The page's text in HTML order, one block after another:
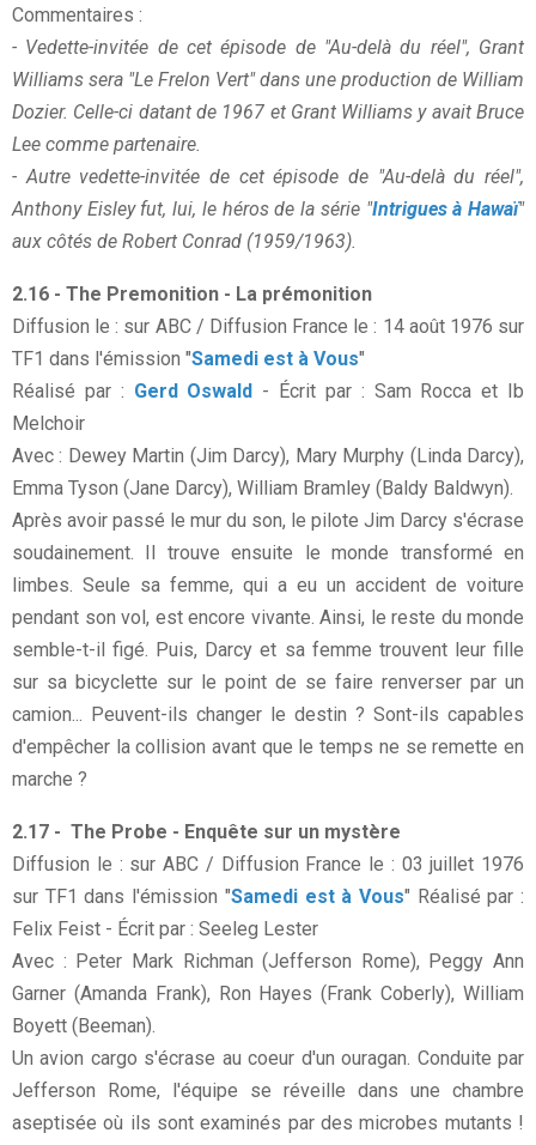
Commentaires :
- Vedette-invitée de cet épisode de "Au-delà du réel", Grant
Williams sera "Le Frelon Vert" dans une production de William
Dozier. Celle-ci datant de 1967 et Grant Williams y avait Bruce
Lee comme partenaire.
- Autre vedette-invitée de cet épisode de "Au-delà du réel",
Anthony Eisley fut, lui, le héros de la série "Intrigues à Hawaï"
aux côtés de Robert Conrad (1959/1963).
2.16 - The Premonition - La prémonition
Diffusion le : sur ABC / Diffusion France le : 14 août 1976 sur
TF1 dans l'émission "Samedi est à Vous"
Réalisé par : Gerd Oswald - Écrit par : Sam Rocca et Ib
Melchoir
Avec : Dewey Martin (Jim Darcy), Mary Murphy (Linda Darcy),
Emma Tyson (Jane Darcy), William Bramley (Baldy Baldwyn).
Après avoir passé le mur du son, le pilote Jim Darcy s'écrase
soudainement. Il trouve ensuite le monde transformé en
limbes. Seule sa femme, qui a eu un accident de voiture
pendant son vol, est encore vivante. Ainsi, le reste du monde
semble-t-il figé. Puis, Darcy et sa femme trouvent leur fille
sur sa bicyclette sur le point de se faire renverser par un
camion... Peuvent-ils changer le destin ? Sont-ils capables
d'empêcher la collision avant que le temps ne se remette en
marche ?
2.17 - The Probe - Enquête sur un mystère
Diffusion le : sur ABC / Diffusion France le : 03 juillet 1976
sur TF1 dans l'émission "Samedi est à Vous" Réalisé par :
Felix Feist - Écrit par : Seeleg Lester
Avec : Peter Mark Richman (Jefferson Rome), Peggy Ann
Garner (Amanda Frank), Ron Hayes (Frank Coberly), William
Boyett (Beeman).
Un avion cargo s'écrase au coeur d'un ouragan. Conduite par
Jefferson Rome, l'équipe se réveille dans une chambre
aseptisée où ils sont examinés par des microbes mutants !